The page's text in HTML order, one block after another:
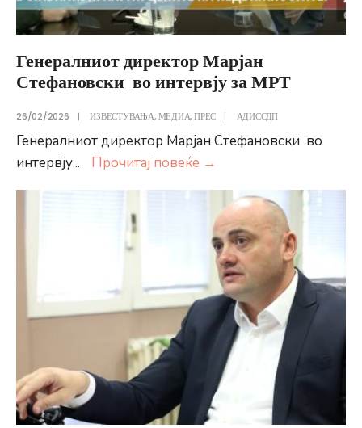
објект
Генералниот директор Марјан
Стефановски во интервју за МРТ
26/02/2026 | ИЗВЕСТУВАЊА,МЕДИА,ПРЕС | АДИССДП
Генералниот директор Марјан Стефановски во
интервју... Прочитај повеќе →
Стефановски во
интервју
за
МРТ